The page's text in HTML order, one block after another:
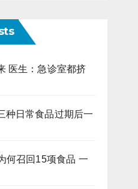
医生：急诊室都挤
种日常食品过期后一
何召回15项食品 一